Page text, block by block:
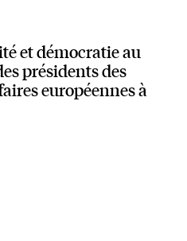
et démocratie au
présidents des
européennes à